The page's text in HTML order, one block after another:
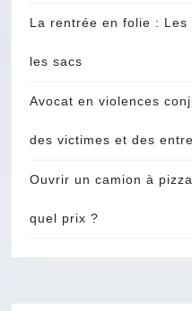
La rentrée en folie :
les sacs
Avocat en violences
des victimes et des
Ouvrir un camion à
quel prix ?